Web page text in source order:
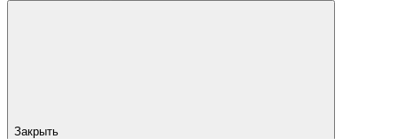
Закрыть